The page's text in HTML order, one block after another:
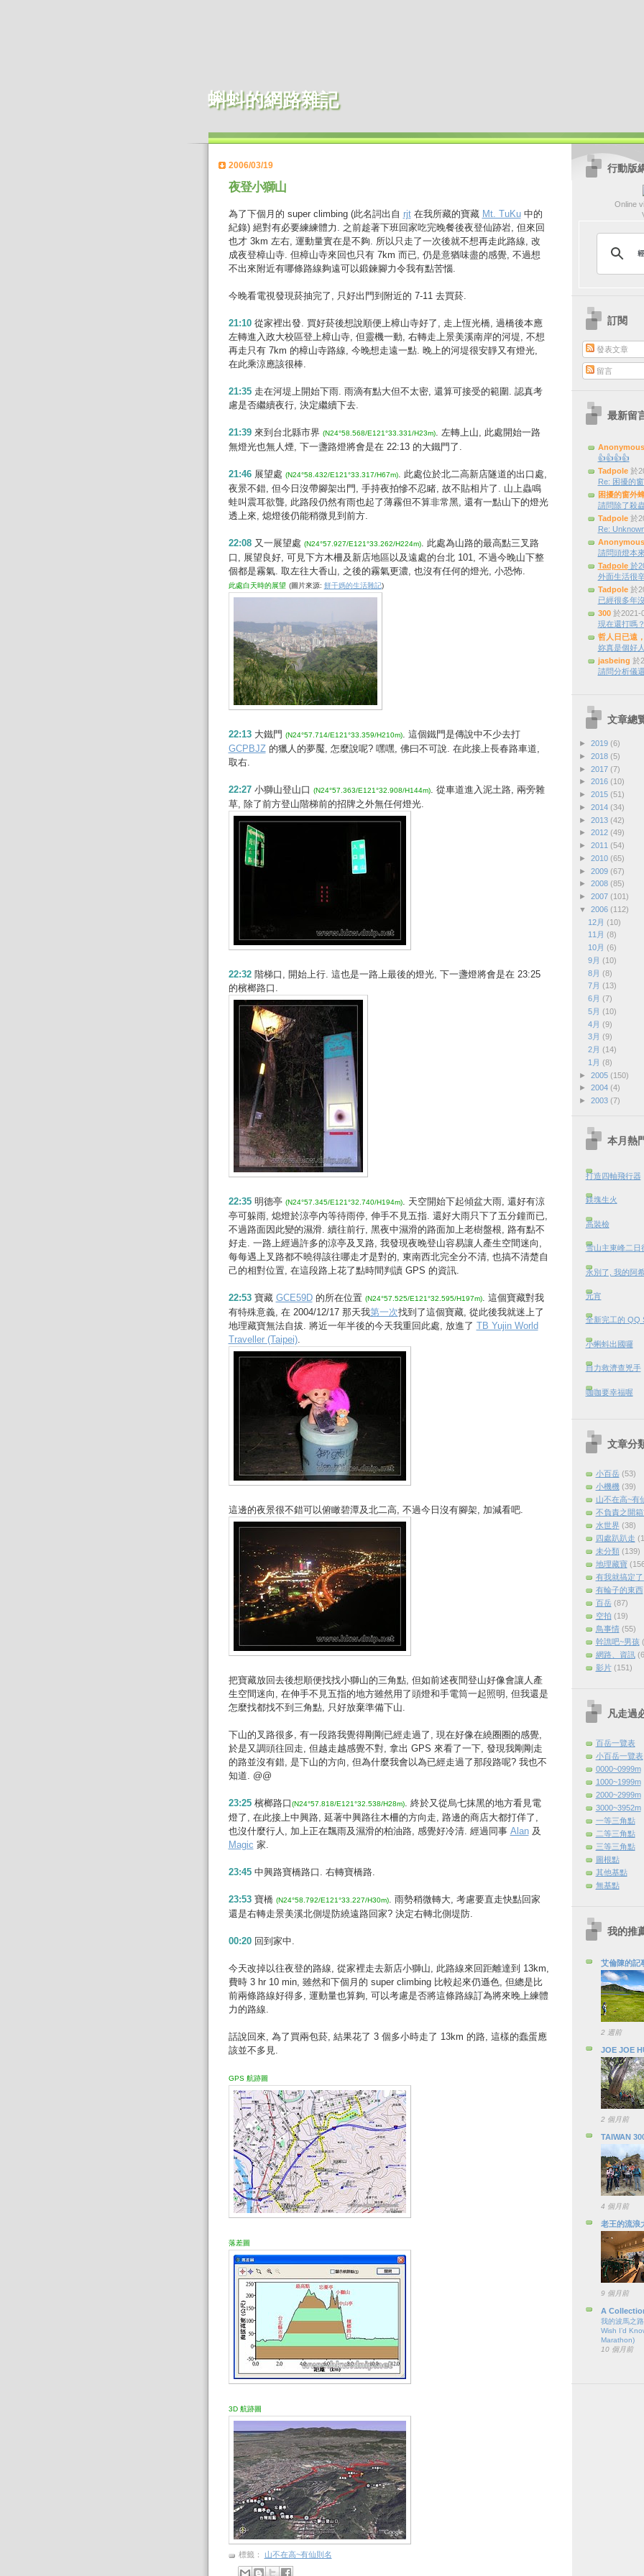
蝌蚪的網路雜記
2006/03/19
夜登小獅山
為了下個月的 super climbing (此名詞出自 rjt在我所藏的寶藏 Mt. TuKu中的
紀錄) 絕對有必要練練體力. 之前趁著下班回家吃完晚餐後夜登仙跡岩, 但來回
也才 3km 左右, 運動量實在是不夠. 所以只走了一次後就不想再走此路線, 改
成夜登樟山寺. 但樟山寺來回也只有 7km 而已, 仍是意猶味盡的感覺, 不過想
不出來附近有哪條路線夠遠可以鍛鍊腳力令我有點苦惱.
今晚看電視發現菸抽完了, 只好出門到附近的 7-11 去買菸.
21:10從家裡出發. 買好菸後想說順便上樟山寺好了, 走上恆光橋, 過橋後本應
左轉進入政大校區登上樟山寺, 但靈機一動, 右轉走上景美溪南岸的河堤, 不想
再走只有 7km 的樟山寺路線, 今晚想走遠一點. 晚上的河堤很安靜又有燈光,
在此乘涼應該很棒.
21:35走在河堤上開始下雨. 雨滴有點大但不太密, 還算可接受的範圍. 認真考
慮是否繼續夜行, 決定繼續下去.
21:39來到台北縣市界 (N24°58.568/E121°33.331/H23m). 左轉上山, 此處開始一路
無燈光也無人煙, 下一盞路燈將會是在 22:13 的大鐵門了.
21:46展望處 (N24°58.432/E121°33.317/H67m). 此處位於北二高新店隧道的出口處,
夜景不錯, 但今日沒帶腳架出門, 手持夜拍慘不忍睹, 故不貼相片了. 山上蟲鳴
蛙叫震耳欲聾, 此路段仍然有雨也起了薄霧但不算非常黑, 還有一點山下的燈光
透上來, 熄燈後仍能稍微見到前方.
22:08又一展望處 (N24°57.927/E121°33.262/H224m). 此處為山路的最高點三叉路
口, 展望良好, 可見下方木柵及新店地區以及遠處的台北 101, 不過今晚山下整
個都是霧氣. 取左往大香山, 之後的霧氣更濃, 也沒有任何的燈光, 小恐怖.
此處白天時的展望 (圖片來源: 餅干媽的生活雜記)
22:13大鐵門 (N24°57.714/E121°33.359/H210m). 這個鐵門是傳說中不少去打
GCPBJZ的獵人的夢魘, 怎麼說呢? 嘿嘿, 佛曰不可說. 在此接上長春路車道,
取右.
22:27小獅山登山口 (N24°57.363/E121°32.908/H144m). 從車道進入泥土路, 兩旁雜
草, 除了前方登山階梯前的招牌之外無任何燈光.
22:32階梯口, 開始上行. 這也是一路上最後的燈光, 下一盞燈將會是在 23:25
的檳榔路口.
22:35明德亭 (N24°57.345/E121°32.740/H194m). 天空開始下起傾盆大雨, 還好有涼
亭可躲雨, 熄燈於涼亭內等待雨停, 伸手不見五指. 還好大雨只下了五分鐘而已,
不過路面因此變的濕滑. 續往前行, 黑夜中濕滑的路面加上老樹盤根, 路有點不
好走. 一路上經過許多的涼亭及叉路, 我發現夜晚登山容易讓人產生空間迷向,
每每遇上叉路都不曉得該往哪走才是對的, 東南西北完全分不清, 也搞不清楚自
己的相對位置, 在這段路上花了點時間判讀 GPS 的資訊.
22:53寶藏 GCE59D的所在位置 (N24°57.525/E121°32.595/H197m). 這個寶藏對我
有特殊意義, 在 2004/12/17 那天我第一次找到了這個寶藏, 從此後我就迷上了
地理藏寶無法自拔. 將近一年半後的今天我重回此處, 放進了 TB Yujin World
Traveller (Taipei).
這邊的夜景很不錯可以俯瞰碧潭及北二高, 不過今日沒有腳架, 加減看吧.
把寶藏放回去後想順便找找小獅山的三角點, 但如前述夜間登山好像會讓人產
生空間迷向, 在伸手不見五指的地方雖然用了頭燈和手電筒一起照明, 但我還是
怎麼找都找不到三角點, 只好放棄準備下山.
下山的叉路很多, 有一段路我覺得剛剛已經走過了, 現在好像在繞圈圈的感覺,
於是又調頭往回走, 但越走越感覺不對, 拿出 GPS 來看了一下, 發現我剛剛走
的路並沒有錯, 是下山的方向, 但為什麼我會以為已經走過了那段路呢? 我也不
知道. @@
23:25檳榔路口(N24°57.818/E121°32.538/H28m). 終於又從烏七抹黑的地方看見電
燈了, 在此接上中興路, 延著中興路往木柵的方向走, 路邊的商店大都打佯了,
也沒什麼行人, 加上正在飄雨及濕滑的柏油路, 感覺好冷清. 經過同事 Alan及
Magic 家.
23:45中興路寶橋路口. 右轉寶橋路.
23:53寶橋 (N24°58.792/E121°33.227/H30m). 雨勢稍微轉大, 考慮要直走快點回家
還是右轉走景美溪北側堤防繞遠路回家? 決定右轉北側堤防.
00:20回到家中.
今天改掉以往夜登的路線, 從家裡走去新店小獅山, 此路線來回距離達到 13km,
費時 3 hr 10 min, 雖然和下個月的 super climbing 比較起來仍遜色, 但總是比
前兩條路線好得多, 運動量也算夠, 可以考慮是否將這條路線訂為將來晚上練體
力的路線.
話說回來, 為了買兩包菸, 結果花了 3 個多小時走了 13km 的路, 這樣的蠢蛋應
該並不多見.
GPS 航跡圖
落差圖
3D 航跡圖
標籤： 山不在高~有仙則名
行動版
Online
訂閱
發表文章
留言
最新留
Anonymous
👍👍👍👍
Tadpole於
Re: 困擾的
困擾的窗外
請問除了殺
Tadpole於
Re:
Anonymous
請問頭燈本
Tadpole於
外面生活很
Tadpole於
已經很多年
300於2021-
現在還打嗎？
哲人日已遠
妳真是個好人
jasbeing 於
請問分析儀
文章總
► 2019 (6)
► 2018 (5)
► 2017 (7)
► 2016 (10)
► 2015 (51)
► 2014 (34)
► 2013 (42)
► 2012 (49)
► 2011 (54)
► 2010 (65)
► 2009 (67)
► 2008 (85)
► 2007 (101)
▼ 2006 (112)
12月 (10)
11月 (8)
10月 (6)
9月 (10)
8月 (8)
7月 (13)
6月 (7)
5月 (10)
4月 (9)
3月 (9)
2月 (14)
1月 (8)
► 2005 (150)
► 2004 (4)
► 2003 (7)
本月熱
打造四軸飛行器
鎂塊生火
高裝檢
雪山主東峰二日
永別了, 我的阿
元宵
全新完工的 QQ
小蝌蚪出國囉
自力救濟查兇手
咖咖要幸福喔
文章分
小百岳 (53)
小機機 (39)
山不在高~有
不負責之開箱
水世界 (38)
四處趴趴走
未分類 (139)
地理藏寶
有我就搞定
有輪子的東西
百岳 (87)
空拍 (19)
鳥事情 (55)
幹譙吧~男孩
網路、資訊
影片 (151)
凡走過
百岳一覽表
小百岳一覽表
0000~0999m
1000~1999m
2000~2999m
3000~3952m
一等三角點
二等三角點
三等三角點
圖根點
其他基點
無基點
我的推
艾倫陳的記
2 週前
JOE JOE
2 個月前
TAIWAN
4 個月前
老王的流浪
9 個月前
A
我的波馬之
Wish I’d
Marathon)
10 個月前